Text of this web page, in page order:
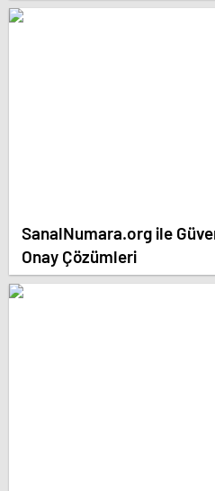
SanalNumara.org ile
Onay Çözümleri